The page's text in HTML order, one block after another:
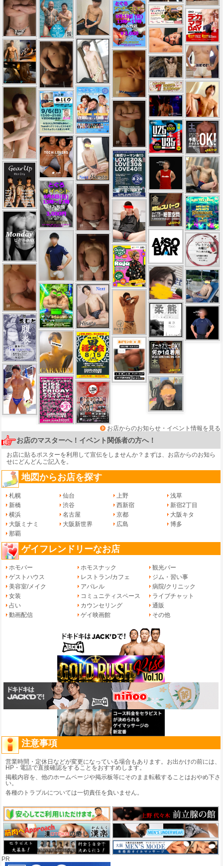
お店からのお知らせ・イベント情報を見る
お店のマスターへ！イベント関係者の方へ！
お店に貼るポスターを利用して宣伝をしませんか？まずは、 お店からのお知ら
せにどんどんご記入を。
地図からお店を探す
札幌 仙台 上野
浅草
新橋
渋谷 西新宿
新宿2丁目
横浜
名古屋 京都
大阪キタ
大阪ミナミ
大阪新世界 広島
博多
那覇
ゲイフレンドリーなお店
ホモバー ホモスナック
観光バー
ゲストハウス
レストラン/カフェ
ジム・習い事
美容室/メイク
アパレル
病院/クリニック
女装
コミュニティスペース
ライブチャット
占い
カウンセリング
通販
動画配信
ゲイ映画館 その他
注意事項
営業時間・定休日などが変更になっている場合もあります。お出かけの前には、
HP・電話で直接確認をすることをおすすめします。
掲載内容を、他のホームページや掲示板等にそのまま転載することはおやめ下さ
い。
各種のトラブルについては一切責任を負いません。
PR